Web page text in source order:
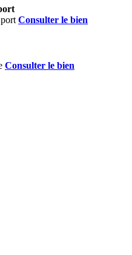
Consulter le bien
Consulter le bien